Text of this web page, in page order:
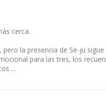
cerca.
la presencia de Se-ju sigue
para las tres, los
...